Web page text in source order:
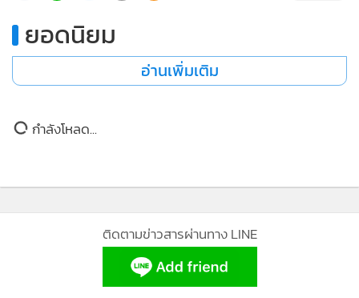
ด้วยเหตุนี้...ก็เลยไม่ใช่แค่ข่าวลือ หรือข่าวปล่อยแต่อย่างใด ที่ผู้นำ
อเมริกาอย่าง“ทรัมป์บ้า”ต้องขึ้นพ่อ ขึ้นแม่ ต้อง“แม่เ-ด...เ-
การพูดคุยโทรศัพท์เมื่อไม่กี่วันมานี้ เพราะระหว่างการให้
Hezbollah ในเลบานอน”แต่ก็นั่นแหละ...ถ้าหาก
“นายBenjamin Netanyahu”
ซะอย่าง ผู้นำโลกหรือประธานาธิบดีอเมริกันอย่าง
ยอดนิยม
อ่านเพิ่มเติม
กำลังโหลด...
ติดตามข่าวสารผ่านทาง LINE